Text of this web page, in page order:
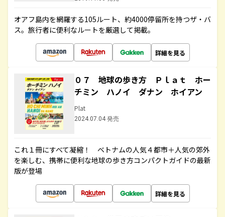
オアフ島内を網羅する105ルート、約4000停留所を持つザ・バ
ス。旅行者に便利なルートを厳選して掲載。
詳細を見る
０７ 地球の歩き方 Ｐｌａｔ ホー
チミン ハノイ ダナン ホイアン
Plat
2024.07.04 発売
これ１冊にすべて凝縮！ ベトナムの人気４都市＋人気の郊外
を楽しむ、携帯に便利な地球の歩き方コンパクトガイドの最新
版が登場
詳細を見る